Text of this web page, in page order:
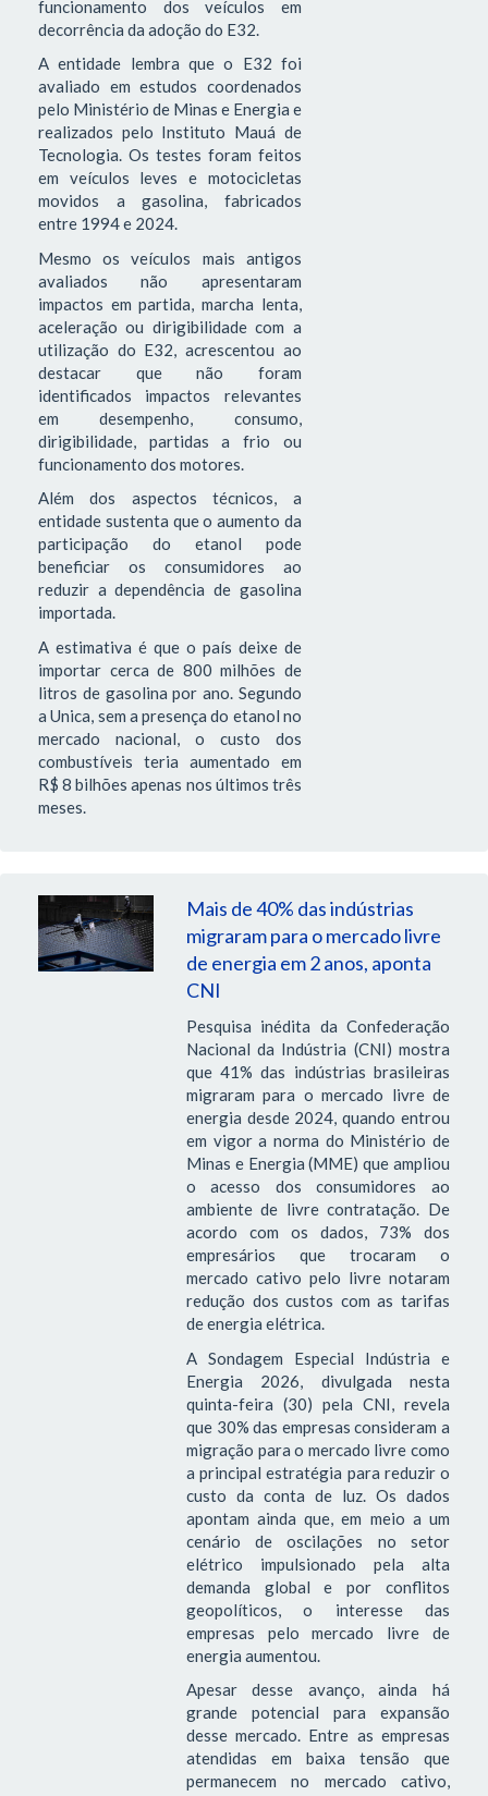
funcionamento dos veículos em
decorrência da adoção do E32.
A entidade lembra que o E32 foi
avaliado em estudos coordenados
pelo Ministério de Minas e Energia e
realizados pelo Instituto Mauá de
Tecnologia. Os testes foram feitos
em veículos leves e motocicletas
movidos a gasolina, fabricados
entre 1994 e 2024.
Mesmo os veículos mais antigos
avaliados não apresentaram
impactos em partida, marcha lenta,
aceleração ou dirigibilidade com a
utilização do E32, acrescentou ao
destacar que não foram
identificados impactos relevantes
em desempenho, consumo,
dirigibilidade, partidas a frio ou
funcionamento dos motores.
Além dos aspectos técnicos, a
entidade sustenta que o aumento da
participação do etanol pode
beneficiar os consumidores ao
reduzir a dependência de gasolina
importada.
A estimativa é que o país deixe de
importar cerca de 800 milhões de
litros de gasolina por ano. Segundo
a Unica, sem a presença do etanol no
mercado nacional, o custo dos
combustíveis teria aumentado em
R$ 8 bilhões apenas nos últimos três
meses.
Mais de 40% das indústrias
migraram para o mercado livre
de energia em 2 anos, aponta
CNI
Pesquisa inédita da Confederação
Nacional da Indústria (CNI) mostra
que 41% das indústrias brasileiras
migraram para o mercado livre de
energia desde 2024, quando entrou
em vigor a norma do Ministério de
Minas e Energia (MME) que ampliou
o acesso dos consumidores ao
ambiente de livre contratação. De
acordo com os dados, 73% dos
empresários que trocaram o
mercado cativo pelo livre notaram
redução dos custos com as tarifas
de energia elétrica.
A Sondagem Especial Indústria e
Energia 2026, divulgada nesta
quinta-feira (30) pela CNI, revela
que 30% das empresas consideram a
migração para o mercado livre como
a principal estratégia para reduzir o
custo da conta de luz. Os dados
apontam ainda que, em meio a um
cenário de oscilações no setor
elétrico impulsionado pela alta
demanda global e por conflitos
geopolíticos, o interesse das
empresas pelo mercado livre de
energia aumentou.
Apesar desse avanço, ainda há
grande potencial para expansão
desse mercado. Entre as empresas
atendidas em baixa tensão que
permanecem no mercado cativo,